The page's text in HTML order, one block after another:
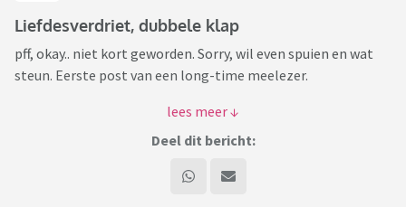
Liefdesverdriet, dubbele klap
pff, okay.. niet kort geworden. Sorry, wil even spuien en wat
steun. Eerste post van een long-time meelezer.
Anyway, na een lange relatie incl. samenwonen en een
buitenland avontuur (in tijden van COVID), terug in NL, uit
door de ander, worstelde beide met onze eigen dingen (hij
Deel dit bericht: